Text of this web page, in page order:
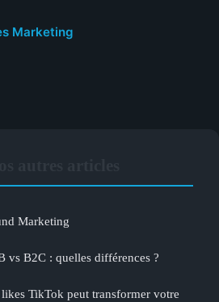
Marketing
Marketing
vs B2C : quelles différences ?
TikTok peut transformer votre